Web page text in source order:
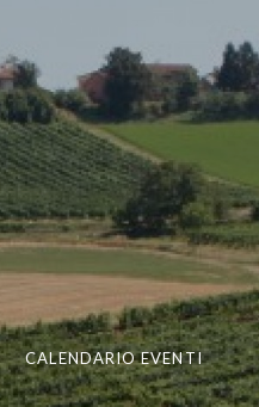
CALENDARIO EVENTI